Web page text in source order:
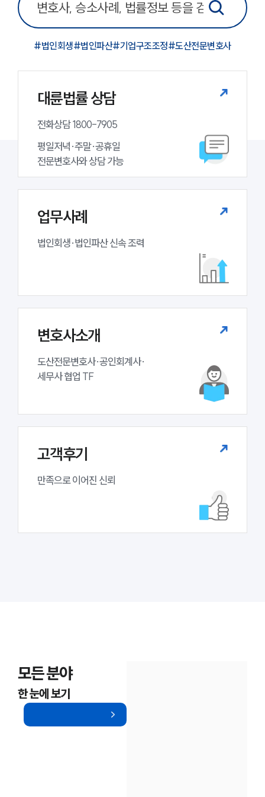
전체
구성원 소개
법인회생파산전문변호사
언론보도
공지사항
뉴스레터/브로슈어
#법인회생#법인파산#기업구조조정#도산전문변호사
대륜법률 상담
전화상담 1800-7905
평일저녁·주말·공휴일
전문변호사와 상담 가능
업무사례
법인회생·법인파산 신속 조력
변호사소개
도산전문변호사·공인회계사·
세무사 협업 TF
고객후기
만족으로 이어진 신뢰
모든 분야
한 눈에 보기